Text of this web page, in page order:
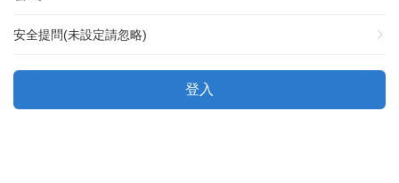
安全提問(未設定請忽略)
登入